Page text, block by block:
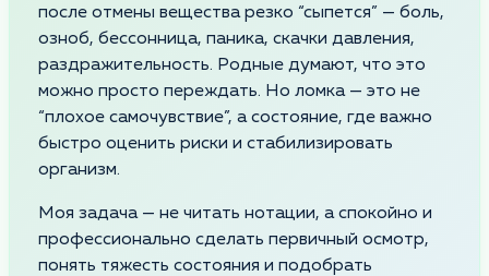
после отмены вещества резко “сыпется” — боль,
озноб, бессонница, паника, скачки давления,
раздражительность. Родные думают, что это
можно просто переждать. Но ломка — это не
“плохое самочувствие”, а состояние, где важно
быстро оценить риски и стабилизировать
организм.
Моя задача — не читать нотации, а спокойно и
профессионально сделать первичный осмотр,
понять тяжесть состояния и подобрать